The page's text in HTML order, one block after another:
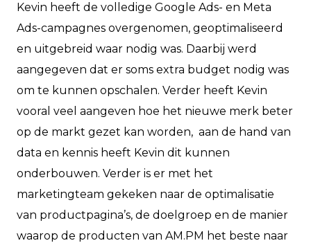
Kevin heeft de volledige Google Ads- en Meta
Ads-campagnes overgenomen, geoptimaliseerd
en uitgebreid waar nodig was. Daarbij werd
aangegeven dat er soms extra budget nodig was
om te kunnen opschalen. Verder heeft Kevin
vooral veel aangeven hoe het nieuwe merk beter
op de markt gezet kan worden, aan de hand van
data en kennis heeft Kevin dit kunnen
onderbouwen. Verder is er met het
marketingteam gekeken naar de optimalisatie
van productpagina’s, de doelgroep en de manier
waarop de producten van AM.PM het beste naar